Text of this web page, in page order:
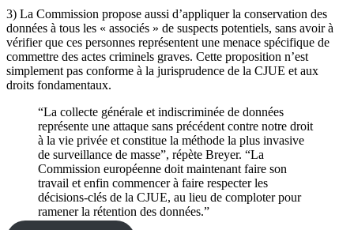
3) La Commission propose aussi d’appliquer la conservation des
données à tous les « associés » de suspects potentiels, sans avoir à
vérifier que ces personnes représentent une menace spécifique de
commettre des actes criminels graves. Cette proposition n’est
simplement pas conforme à la jurisprudence de la CJUE et aux
droits fondamentaux.
“La collecte générale et indiscriminée de données
représente une attaque sans précédent contre notre droit
à la vie privée et constitue la méthode la plus invasive
de surveillance de masse”, répète Breyer. “La
Commission européenne doit maintenant faire son
travail et enfin commencer à faire respecter les
décisions-clés de la CJUE, au lieu de comploter pour
ramener la rétention des données.”